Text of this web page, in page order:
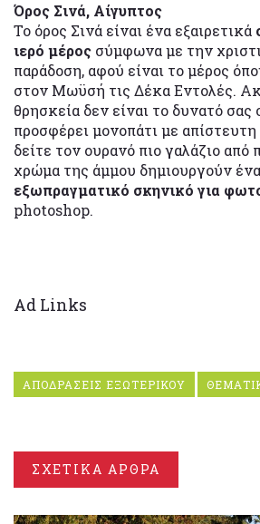
Όρος Σινά, Αίγυπτος
Το όρος Σινά είναι ένα εξαιρετικά
ιερό μέρος σύμφωνα με την
παράδοση, αφού είναι το μέρος
στον Μωϋσή τις Δέκα Εντολές.
θρησκεία δεν είναι το δυνατό σας
προσφέρει μονοπάτι με απίστευτη
δείτε τον ουρανό πιο γαλάζιο από
χρώμα της άμμου δημιουργούν
εξωπραγματικό σκηνικό για
photoshop.
Ad Links
ΑΠΟΔΡΑΣΕΙΣ ΕΞΩΤΕΡΙΚΟΥ
ΣΧΕΤΙΚΑ ΑΡΘΡΑ